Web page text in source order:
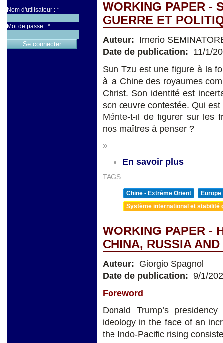
Nom d'utilisateur : *
Mot de passe : *
WORKING PAPER -
GUERRE ET
Auteur: Irnerio
Date de publication: 11/1/
Sun Tzu est une figure à la
à la Chine des royaumes
Christ. Son identité est
son œuvre contestée. Qui est
Mérite-t-il de figurer sur les
nos maîtres à penser ?
»
En savoir plus
TAGS:
Chine - Extrême Orient
Europe
Système international et stabilité
WORKING PAPER -
CHINA, RUSSIA
Auteur: Giorgio Spagnol
Date de publication: 9/1/
Foreword
Donald Trump’s
ideology in the face of an
the Indo-Pacific rising